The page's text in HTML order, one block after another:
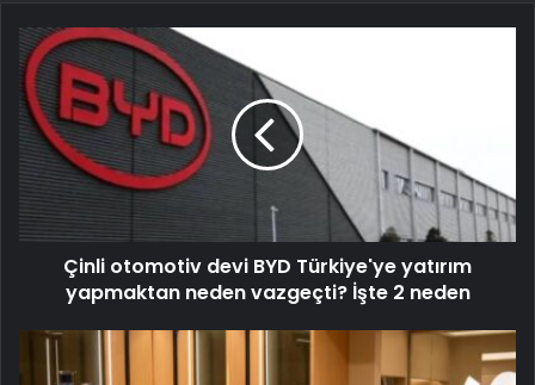
Çinli otomotiv devi BYD Türkiye'ye yatırım
yapmaktan neden vazgeçti? İşte 2 neden